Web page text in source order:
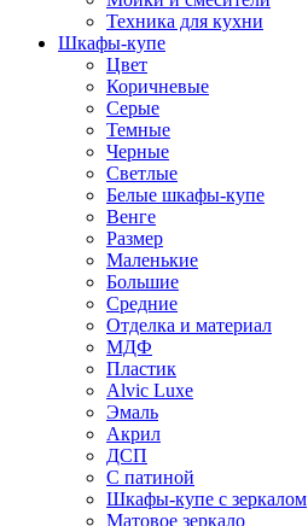
Техника для кухни
Шкафы-купе
Цвет
Коричневые
Серые
Темные
Черные
Светлые
Белые шкафы-купе
Венге
Размер
Маленькие
Большие
Средние
Отделка и материал
МДФ
Пластик
Alvic Luxe
Эмаль
Акрил
ДСП
С патиной
Шкафы-купе с зеркалом
Матовое зеркало